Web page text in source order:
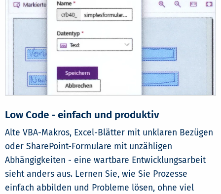
Low Code - einfach und produktiv
Alte VBA-Makros, Excel-Blätter mit unklaren Bezügen
oder SharePoint-Formulare mit unzähligen
Abhängigkeiten - eine wartbare Entwicklungsarbeit
sieht anders aus. Lernen Sie, wie Sie Prozesse
einfach abbilden und Probleme lösen, ohne viel